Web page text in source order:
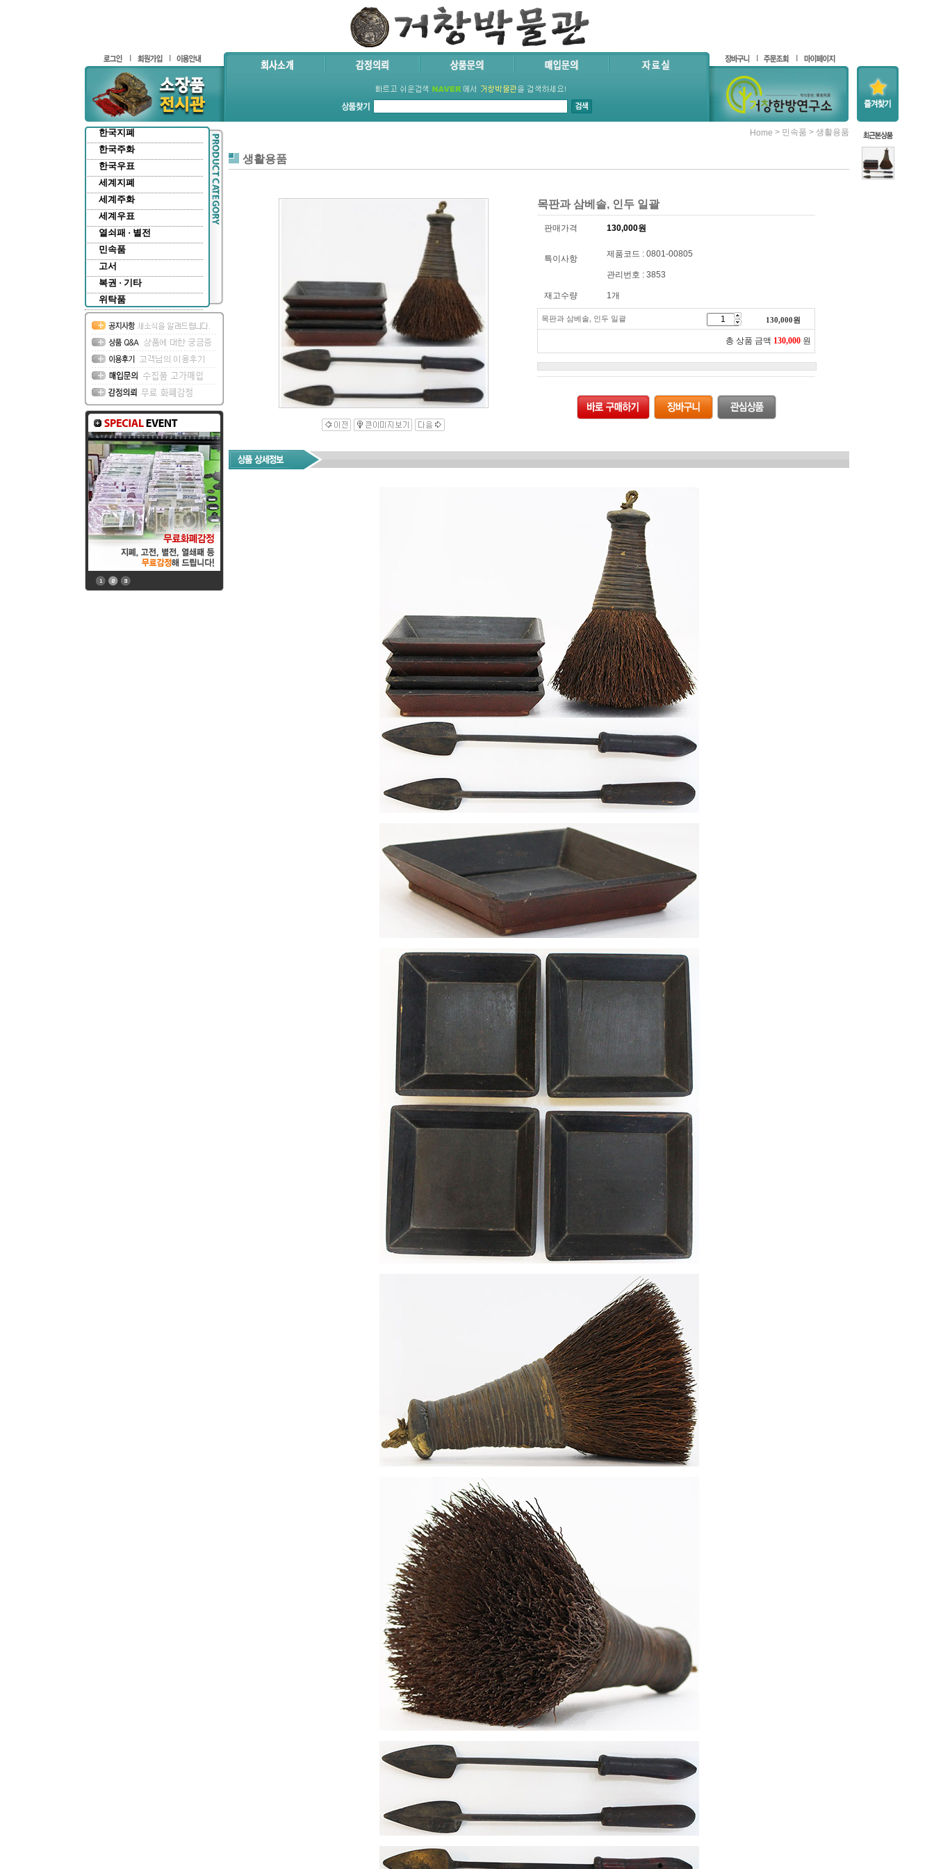
한국지폐
한국주화
한국우표
세계지폐
세계주화
세계우표
열쇠패 · 별전
민속품
고서
복권 · 기타
위탁품
Home > 민속품 > 생활용품
생활용품
목판과 삼베솔, 인두 일괄
판매가격 130,000원
특이사항 제품코드 : 0801-00805
관리번호 : 3853
재고수량 1개
목판과 삼베솔, 인두 일괄 130,000원
총 상품 금액 130,000 원